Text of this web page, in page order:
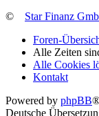
©
Star Finanz
Foren-
Alle Zeiten
Alle Cookies
Kontakt
Powered by phpBB
Deutsche